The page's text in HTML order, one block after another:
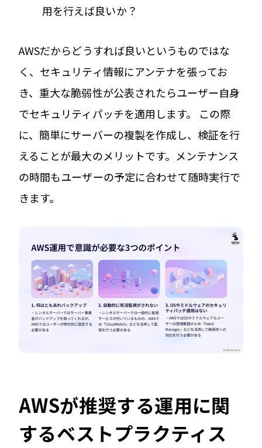
用を行えば良いか？
AWSだからどうすれば良いというものではな
く、セキュリティ情報にアンテナを張ってお
き、重大な脆弱性が公表されたらユーザー自身
でセキュリティパッチを適用します。 この際
に、簡単にサーバーの複製を作成し、検証を行
えることが最大のメリットです。メンテナンス
の時間もユーザーの予定に合わせて随時実行で
きます。
AWSが推奨する運用に関
するベストプラクティス